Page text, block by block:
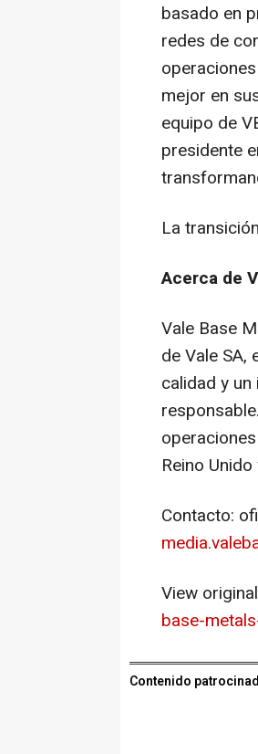
basado en
redes de
mejor en
equipo de
presidente
La
Acerca de
Vale Base
de Vale
calidad y
Reino
Contacto:
View
base-
Contenido